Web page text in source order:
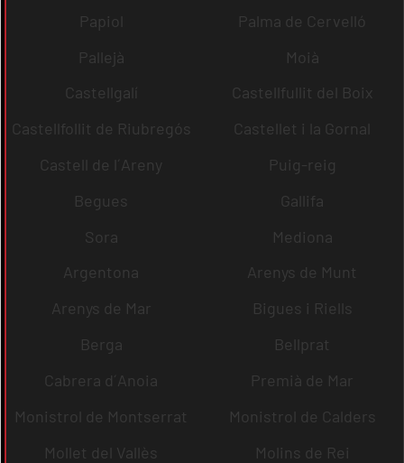
Papiol
Palma de Cervelló
Pallejà
Moià
Castellgalí
Castellfullit del Boix
Castellfollit de Riubregós
Castellet i la Gornal
Castell de l´Areny
Puig-reig
Begues
Gallifa
Sora
Mediona
Argentona
Arenys de Munt
Arenys de Mar
Bigues i Riells
Berga
Bellprat
Cabrera d´Anoia
Premià de Mar
Monistrol de Montserrat
Monistrol de Calders
Mollet del Vallès
Molins de Rei